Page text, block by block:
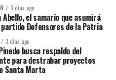
3 días ago
Abello, el samario que asumirá
Defensores de la Patria
3 días ago
busca respaldo del
para destrabar proyectos
Santa Marta